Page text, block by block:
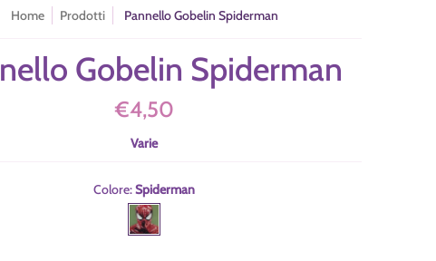
Home Prodotti Pannello Gobelin Spiderman
Gobelin Spiderman
€4,50
Varie
Colore:Spiderman
Spiderman